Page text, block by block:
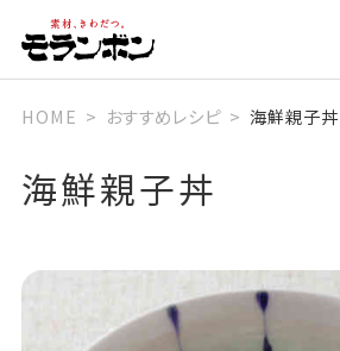
HOME おすすめレシピ 海鮮親子丼
海鮮親子丼